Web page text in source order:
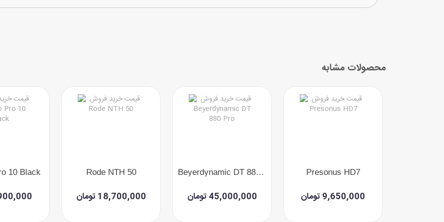
محصولات مشابه
10 Black
5,900,000
Rode NTH 50
18,700,000 تومان
Beyerdynamic DT 880 Pro
45,000,000 تومان
Presonus HD7
9,650,000 تومان